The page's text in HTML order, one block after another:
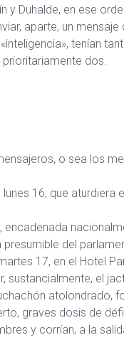
y Duhalde, en ese
aparte, un
tenían
dos.
o sea los
16, que aturdiera
encadenada
del
17, en el Hotel
sustancialmente, el
atolondrado,
graves dosis de
y corrían, a la